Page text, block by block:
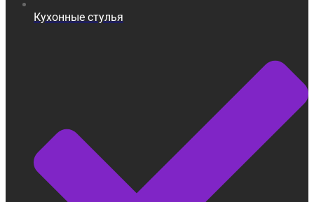
Кухонные стулья